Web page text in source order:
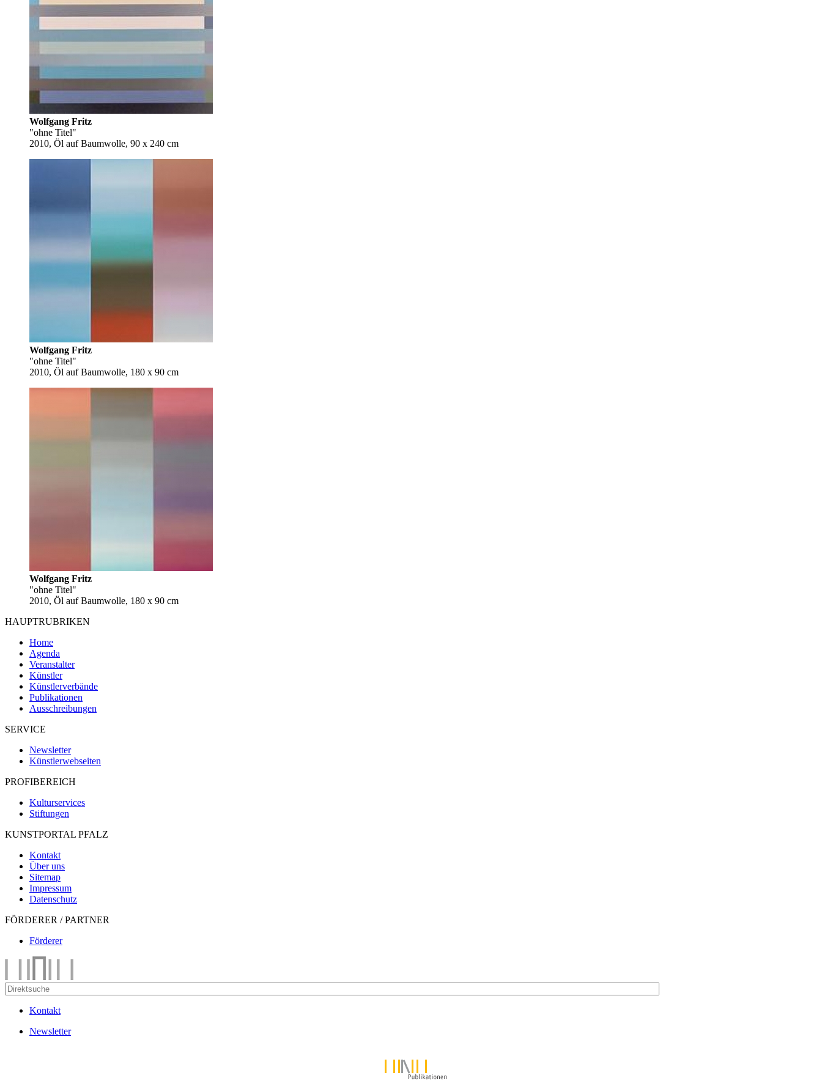
Wolfgang Fritz
"ohne Titel"
2010, Öl auf Baumwolle, 90 x 240 cm
Wolfgang Fritz
"ohne Titel"
2010, Öl auf Baumwolle, 180 x 90 cm
Wolfgang Fritz
"ohne Titel"
2010, Öl auf Baumwolle, 180 x 90 cm
HAUPTRUBRIKEN
Home
Agenda
Veranstalter
Künstler
Künstlerverbände
Publikationen
Ausschreibungen
SERVICE
Newsletter
Künstlerwebseiten
PROFIBEREICH
Kulturservices
Stiftungen
KUNSTPORTAL PFALZ
Kontakt
Über uns
Sitemap
Impressum
Datenschutz
FÖRDERER / PARTNER
Förderer
Kontakt
Newsletter